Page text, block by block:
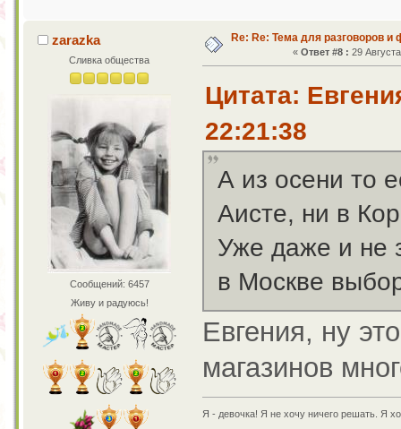
zarazka
Сливка общества
Сообщений: 6457
Живу и радуюсь!
Re: Re: Тема для разговоров и
« Ответ #8 : 29
Цитата:
22:21:38
А из осени то
Аисте, ни в
Уже даже и не
в Москве
Евгения, ну
магазинов
Я - девочка! Я не хочу ничего решать. Я